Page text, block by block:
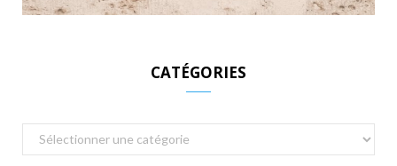
CATÉGORIES
Catégories